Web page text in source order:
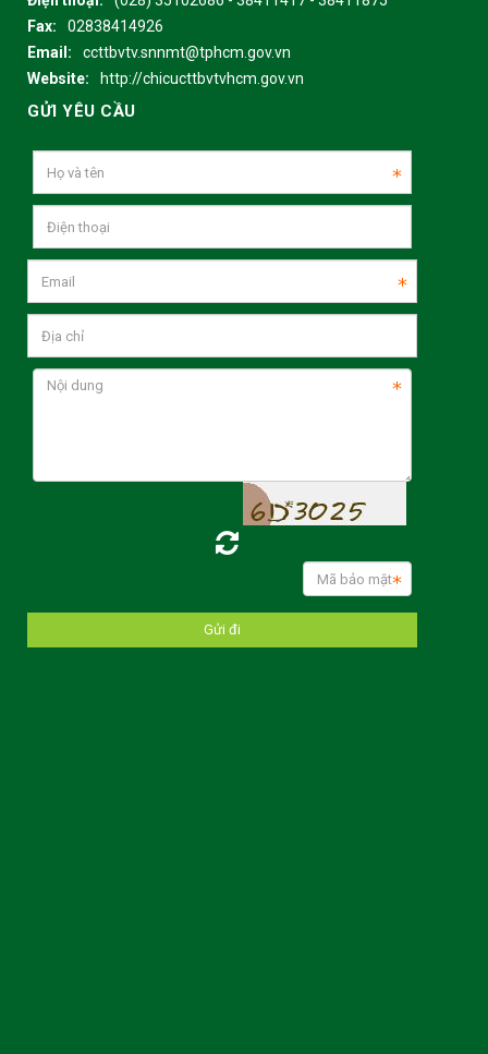
Fax:
02838414926
Email:
ccttbvtv.snnmt@tphcm.gov.vn
Website:
http://chicucttbvtvhcm.gov.vn
GỬI YÊU CẦU